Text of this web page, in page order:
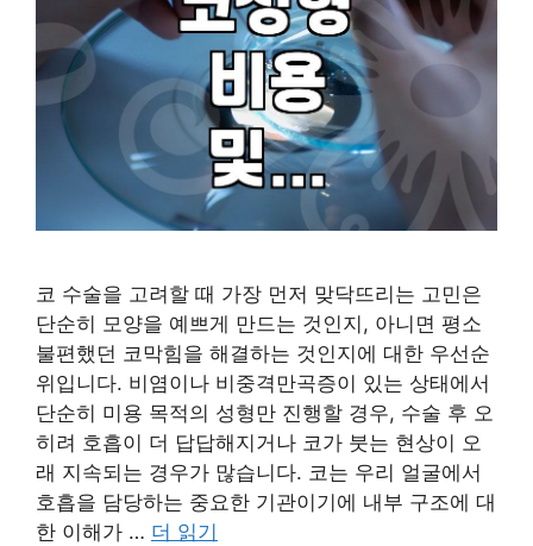
코 수술을 고려할 때 가장 먼저 맞닥뜨리는 고민은
단순히 모양을 예쁘게 만드는 것인지, 아니면 평소
불편했던 코막힘을 해결하는 것인지에 대한 우선순
위입니다. 비염이나 비중격만곡증이 있는 상태에서
단순히 미용 목적의 성형만 진행할 경우, 수술 후 오
히려 호흡이 더 답답해지거나 코가 붓는 현상이 오
래 지속되는 경우가 많습니다. 코는 우리 얼굴에서
호흡을 담당하는 중요한 기관이기에 내부 구조에 대
한 이해가 … 더 읽기